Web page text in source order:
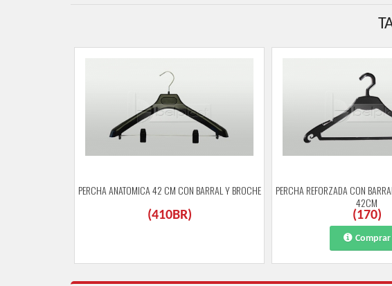
PERCHA ANATOMICA 42 CM CON BARRAL Y BROCHE
(410BR)
PERCHA REFORZADA CON
42CM
(170)
Comprar